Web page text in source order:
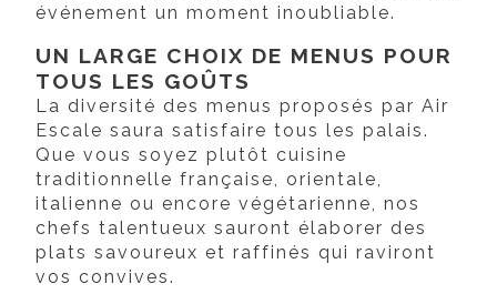
événement un moment inoubliable.
UN LARGE CHOIX DE MENUS POUR
TOUS LES GOÛTS
La diversité des menus proposés par Air
Escale saura satisfaire tous les palais.
Que vous soyez plutôt cuisine
traditionnelle française, orientale,
italienne ou encore végétarienne, nos
chefs talentueux sauront élaborer des
plats savoureux et raffinés qui raviront
vos convives.